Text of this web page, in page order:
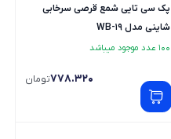
پک سی تایی شمع قرصی سرخابی
شاینی مدل WB-19
100 عدد موجود میباشد
778.320تومان